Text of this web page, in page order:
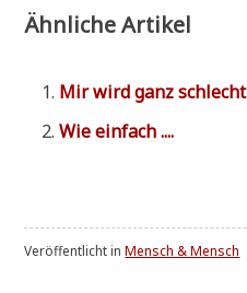
Ähnliche Artikel
Mir wird ganz schlecht
Wie ein­fach ....
Veröffentlicht inMensch & Mensch